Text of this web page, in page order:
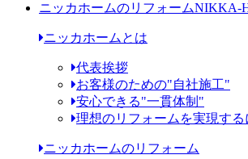
ニッカホームのリフォームNIKKA-
ニッカホームとは
代表挨拶
お客様のための"自社施工"
安心できる"一貫体制"
理想のリフォームを実現する
ニッカホームのリフォーム